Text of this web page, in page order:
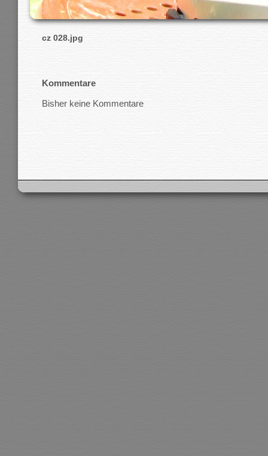
cz 028.jpg
Kommentare
Bisher keine Kommentare